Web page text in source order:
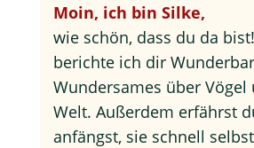
Moin, ich bin Silke,
wie schön, dass du da
berichte ich dir
Wundersames über Vögel
Welt. Außerdem erfährst
anfängst, sie schnell